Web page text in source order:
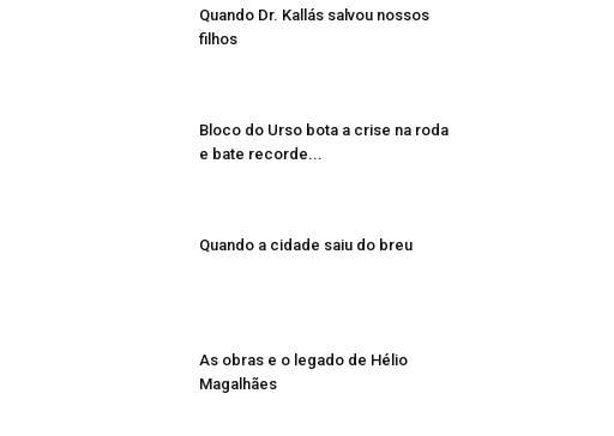
Quando Dr. Kallás salvou nossos
filhos
Bloco do Urso bota a crise na roda
e bate recorde...
Quando a cidade saiu do breu
As obras e o legado de Hélio
Magalhães